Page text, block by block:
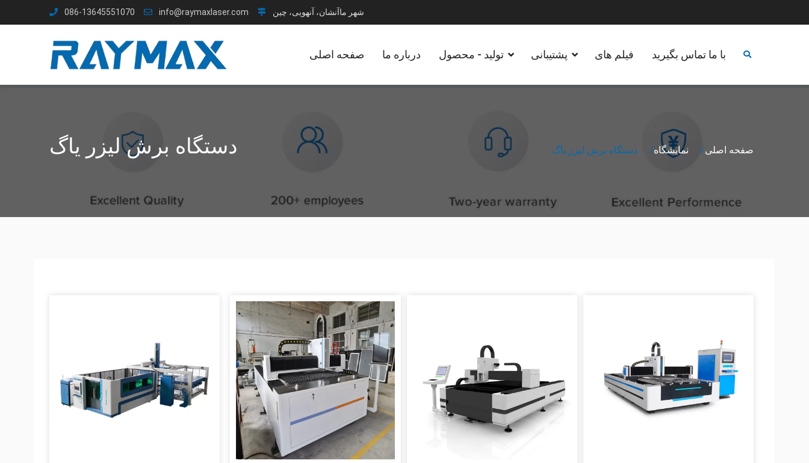
به
086-13645551070 info@raymaxlaser.com شهر ماآنشان، آنهویی، چین
صفحه اصلی درباره ما تولید - محصول پشتیبانی فیلم های با ما تماس بگیرید
دستگاه برش لیزر یاگ صفحه اصلی نمایشگاه دستگاه برش لیزر یاگ